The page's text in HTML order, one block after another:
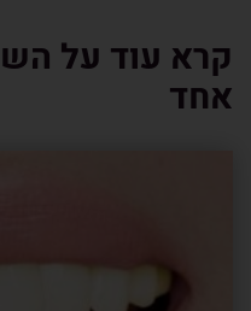
קרא עוד על
אחד